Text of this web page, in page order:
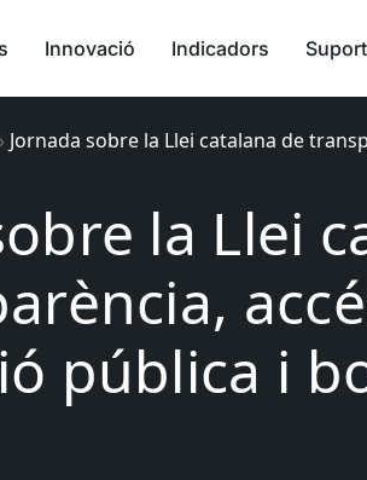
Innovació Indicadors Suport
› Jornada sobre la Llei catalana de
la Llei
pública i